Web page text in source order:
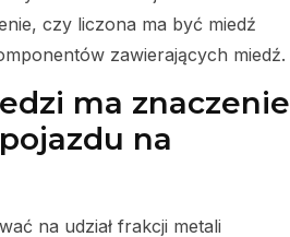
czy liczona ma być miedź
zawierających miedź.
ma znaczenie
na
na udział frakcji metali